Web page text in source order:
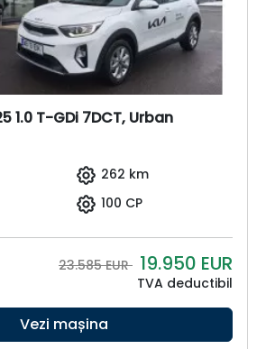
1.0 T-GDi 7DCT, Urban
262 km
100 CP
23.585 EUR 19.950 EUR
TVA deductibil
Vezi mașina